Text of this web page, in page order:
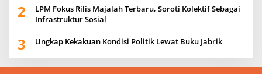
2
LPM Fokus Rilis Majalah Terbaru, Soroti Kolektif Sebagai
Infrastruktur Sosial
3 Ungkap Kekakuan Kondisi Politik Lewat Buku Jabrik